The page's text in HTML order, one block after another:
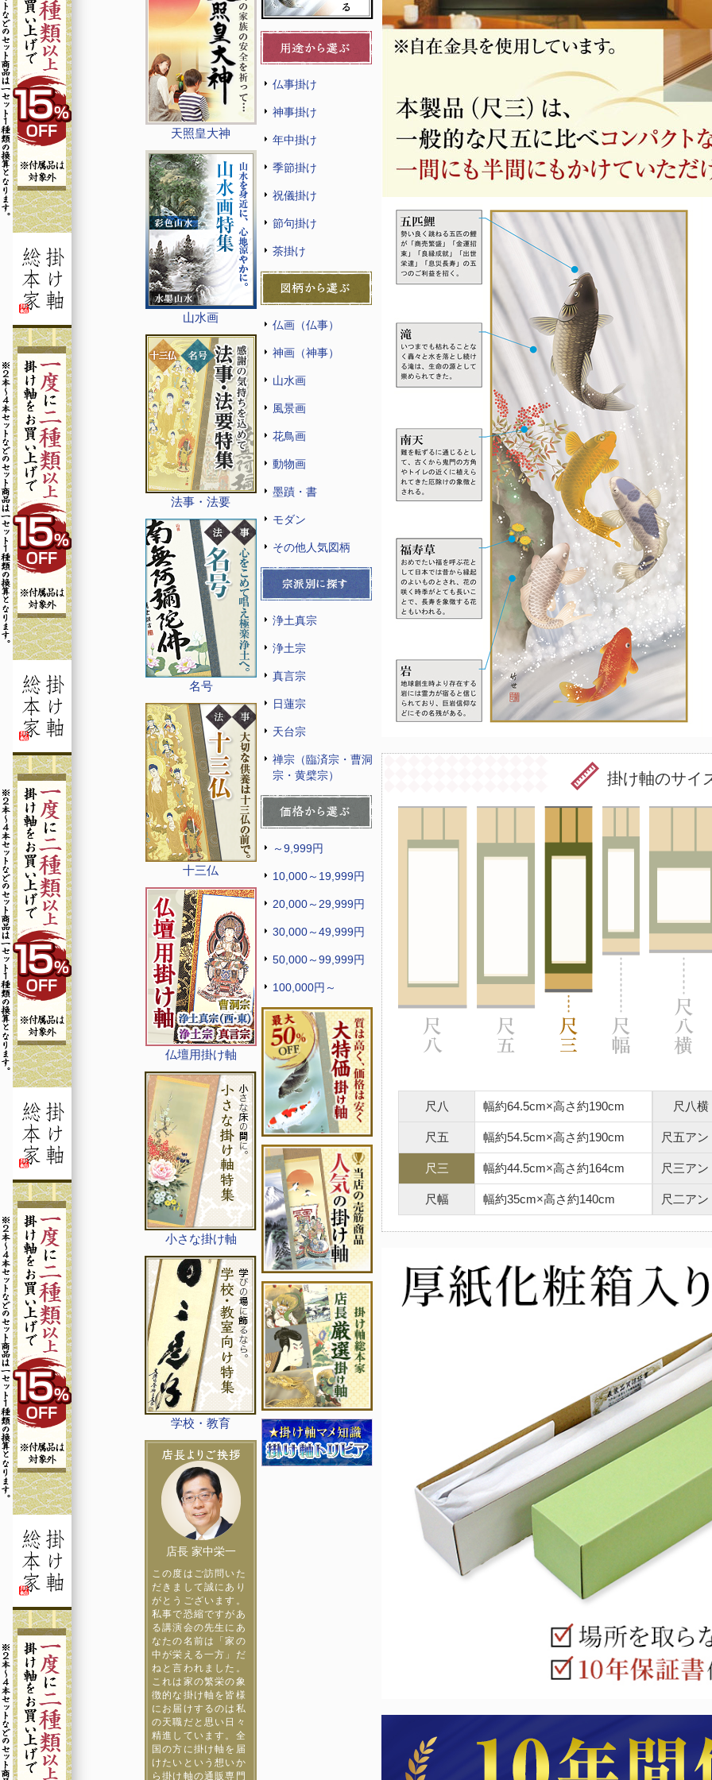
天照皇大神
山水画
法事・法要
名号
十三仏
仏壇用掛け軸
小さな掛け軸
学校・教育
店長 家中栄一
この度はご訪問いた
だきまして誠にあり
がとうございます。
私事で恐縮ですがあ
る講演会の先生にあ
なたの名前は「家の
中が栄える一方」だ
ねと言われました。
これは家の繁栄の象
徴的な掛け軸を皆様
にお届けするのは私
の天職だと思い日々
精進しています。全
国の方に掛け軸を届
けたいという想いか
ら掛け軸の通販専門
仏事掛け
神事掛け
年中掛け
季節掛け
祝儀掛け
節句掛け
茶掛け
仏画（仏事）
神画（神事）
山水画
風景画
花鳥画
動物画
墨蹟・書
モダン
その他人気図柄
浄土真宗
浄土宗
真言宗
日蓮宗
天台宗
禅宗（臨済宗・曹洞
宗・黄檗宗）
～9,999円
10,000～19,999円
20,000～29,999円
30,000～49,999円
50,000～99,999円
100,000円～
掛け軸のサイ
尺八 幅約64.5cm×高さ約190cm
尺五 幅約54.5cm×高さ約190cm
尺三 幅約44.5cm×高さ約164cm
尺幅 幅約35cm×高さ約140cm
尺八横
尺五アン
尺三アン
尺二アン